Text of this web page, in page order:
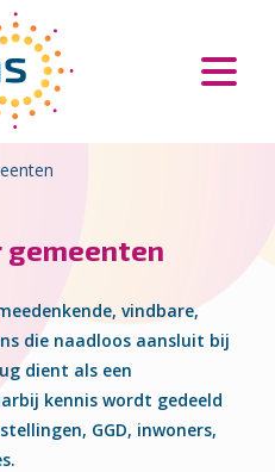
vindbare,
die naadloos aansluit bij
dient als een
kennis wordt gedeeld
GGD, inwoners,